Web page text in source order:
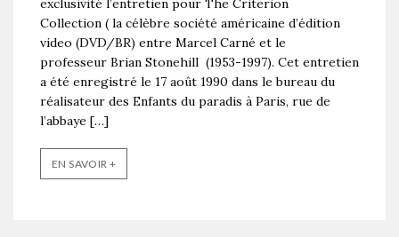
exclusivité l’entretien pour The Criterion
Collection ( la célèbre société américaine d’édition
video (DVD/BR) entre Marcel Carné et le
professeur Brian Stonehill (1953-1997). Cet entretien
a été enregistré le 17 août 1990 dans le bureau du
réalisateur des Enfants du paradis à Paris, rue de
l’abbaye […]
EN SAVOIR +